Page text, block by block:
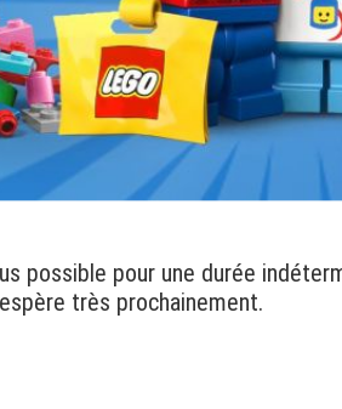
possible pour une durée
très prochainement.